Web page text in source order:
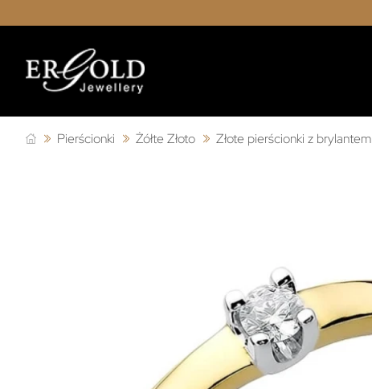
Pierścionki Żółte Złoto Złote pierścionki z brylantem